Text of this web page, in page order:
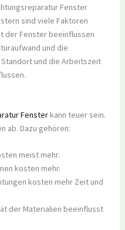
Fenster
sind viele Faktoren
der Fenster beeinflussen
und die
und die Arbeitszeit
Fensterkann teuer sein.
ab. Dazu gehören:
meist mehr.
kosten mehr.
kosten mehr Zeit und
der Materialien beeinflusst